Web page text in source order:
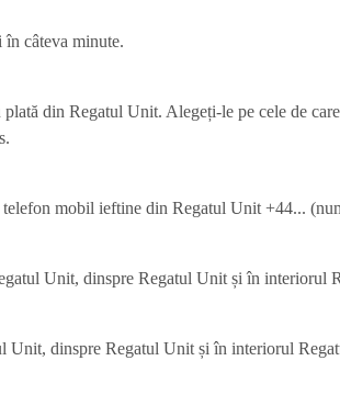
în câteva minute.
din Regatul Unit. Alegeți-le pe cele de
telefon mobil ieftine din Regatul Unit +44...
Unit, dinspre Regatul Unit și în interiorul
Unit, dinspre Regatul Unit și în interiorul